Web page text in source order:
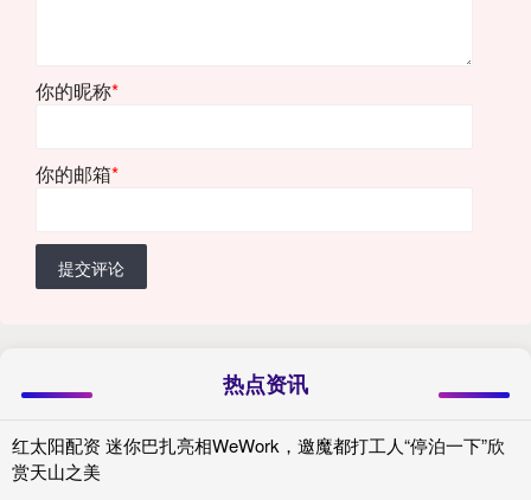
你的昵称*
你的邮箱*
提交评论
热点资讯
红太阳配资 迷你巴扎亮相WeWork，邀魔都打工人“停泊一下”欣
赏天山之美